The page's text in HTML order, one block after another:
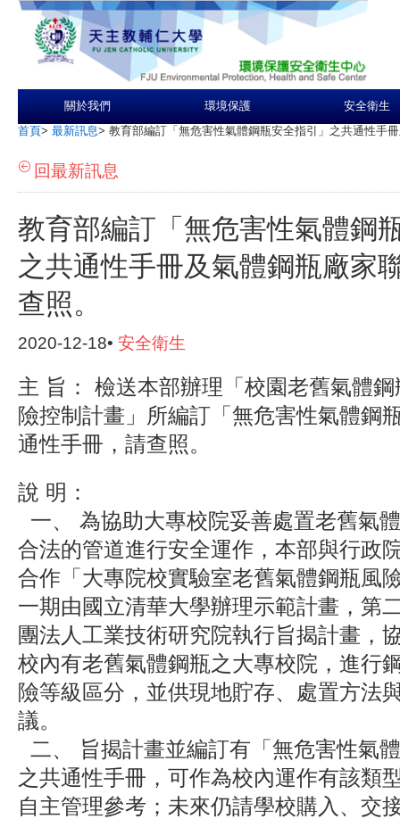
關於我們 環境保護 安全衛生
首頁> 最新訊息> 教育部編訂「無危害性氣體鋼瓶安全指引」之共通性手
回最新訊息
教育部編訂「無危害性氣體鋼
之共通性手冊及氣體鋼瓶廠家
查照。
2020-12-18• 安全衛生
主 旨： 檢送本部辦理「校園老舊氣體
險控制計畫」所編訂「無危害性氣體鋼
通性手冊，請查照。
說 明：
一、 為協助大專校院妥善處置老舊氣
合法的管道進行安全運作，本部與行政
合作「大專院校實驗室老舊氣體鋼瓶風
一期由國立清華大學辦理示範計畫，第
團法人工業技術研究院執行旨揭計畫，
校內有老舊氣體鋼瓶之大專校院，進行
險等級區分，並供現地貯存、處置方法
議。
二、 旨揭計畫並編訂有「無危害性氣
之共通性手冊，可作為校內運作有該類
自主管理參考；未來仍請學校購入、交